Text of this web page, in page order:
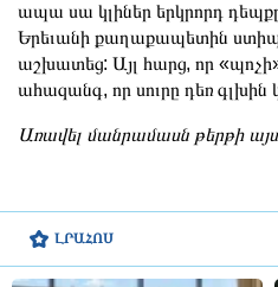
ԼՐԱՀՈՍ
ապա սա կլիներ երկրորդ
Երեւանի քաղաքապետին
աշխատեց: Այլ հարց, որ «պոչի»
ահազանգ, որ սուրը դեռ գլխին
Առավել մանրամասն թերթի